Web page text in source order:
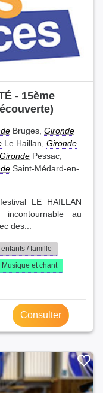
- 15ème
Bruges, Gironde
Le Haillan, Gironde
Gironde Pessac,
Saint-Médard-en-
LE HAILLAN
incontournable au
des...
/ famille
Musique et chant
Consulter